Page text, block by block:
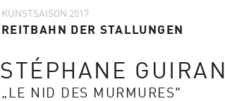
KUNSTSAISON 2017
REITBAHN DER STALLUNGEN
STÉPHANE GUIRAN
„LE NID DES MURMURES"